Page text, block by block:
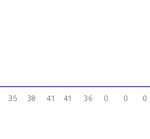
35 38 41 41 36 0 0 0